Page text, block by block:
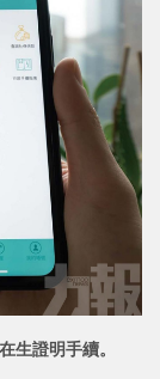
生證明手續。